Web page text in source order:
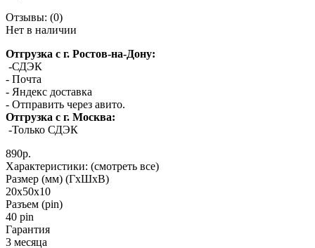
Отзывы: (0)
Нет в наличии
Отгрузка с г. Ростов-на-Дону:
-СДЭК
- Почта
- Яндекс доставка
- Отправить через авито.
Отгрузка с г. Москва:
-Только СДЭК
890р.
Характеристики: (смотреть все)
Размер (мм) (ГхШхВ)
20x50x10
Разъем (pin)
40 pin
Гарантия
3 месяца